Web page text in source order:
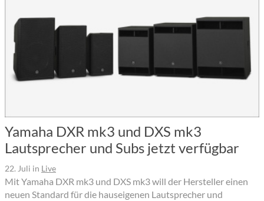
Yamaha DXR mk3 und DXS mk3
Lautsprecher und Subs jetzt verfügbar
22. Juli in Live
Mit Yamaha DXR mk3 und DXS mk3 will der Hersteller einen
neuen Standard für die hauseigenen Lautsprecher und